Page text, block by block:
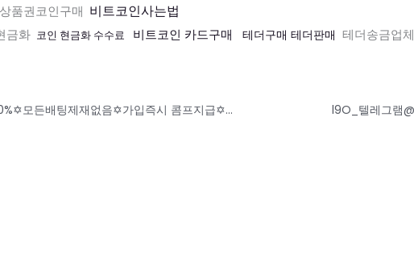
품권코인구매 비트코인사는법
금화 코인 현금화 수수료 비트코인 카드구매 테더구매 테더판매 테더송금업체
✡️➡️루벳/네라벳⬅️✡️첫충 50%ㅣ매충 30%✡️모든배팅제재없음✡️가입즉시 콤프지급✡️베팅한도무제한✡️ s3r1